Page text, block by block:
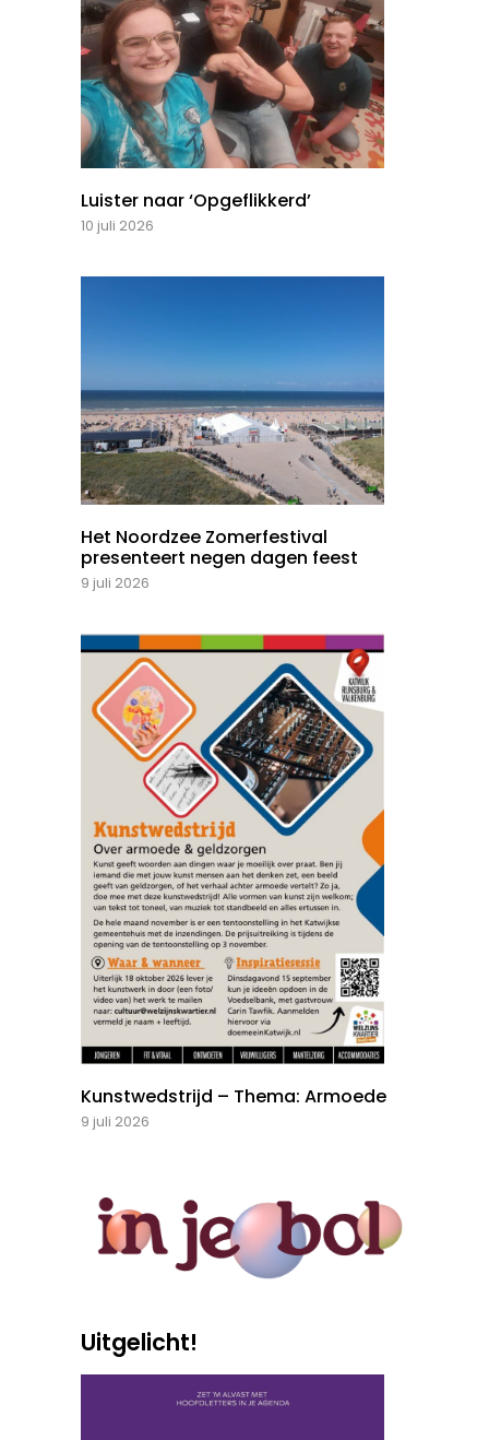
Luister naar ‘Opgeflikkerd’
10 juli 2026
Het Noordzee Zomerfestival
presenteert negen dagen feest
9 juli 2026
Kunstwedstrijd – Thema: Armoede
9 juli 2026
Uitgelicht!